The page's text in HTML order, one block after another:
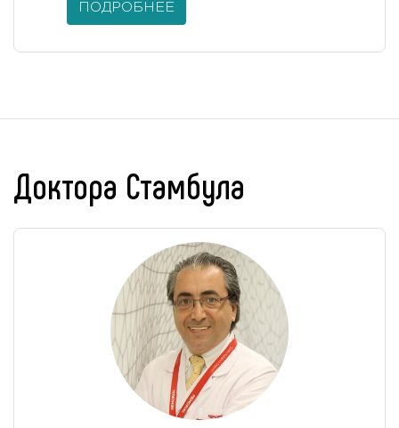
ПОДРОБНЕЕ
Доктора Стамбула